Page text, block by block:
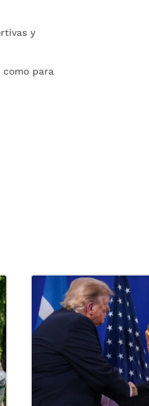
y
para